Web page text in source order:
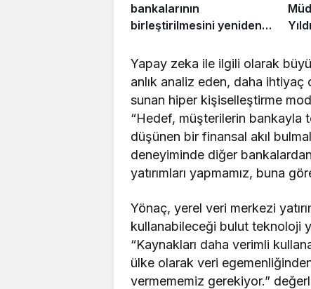
bankalarının
birleştirilmesini yeniden
Yapay zeka ile ilgili olarak
anlık analiz eden, daha
sunan hiper kişiselleştirme
“Hedef, müşterilerin bankayla
düşünen bir finansal akıl
deneyiminde diğer
yatırımları yapmamız, buna
Yönaç, yerel veri merkezi
kullanabileceği bulut teknoloji
“Kaynakları daha verimli
ülke olarak veri
vermememiz gerekiyor.”